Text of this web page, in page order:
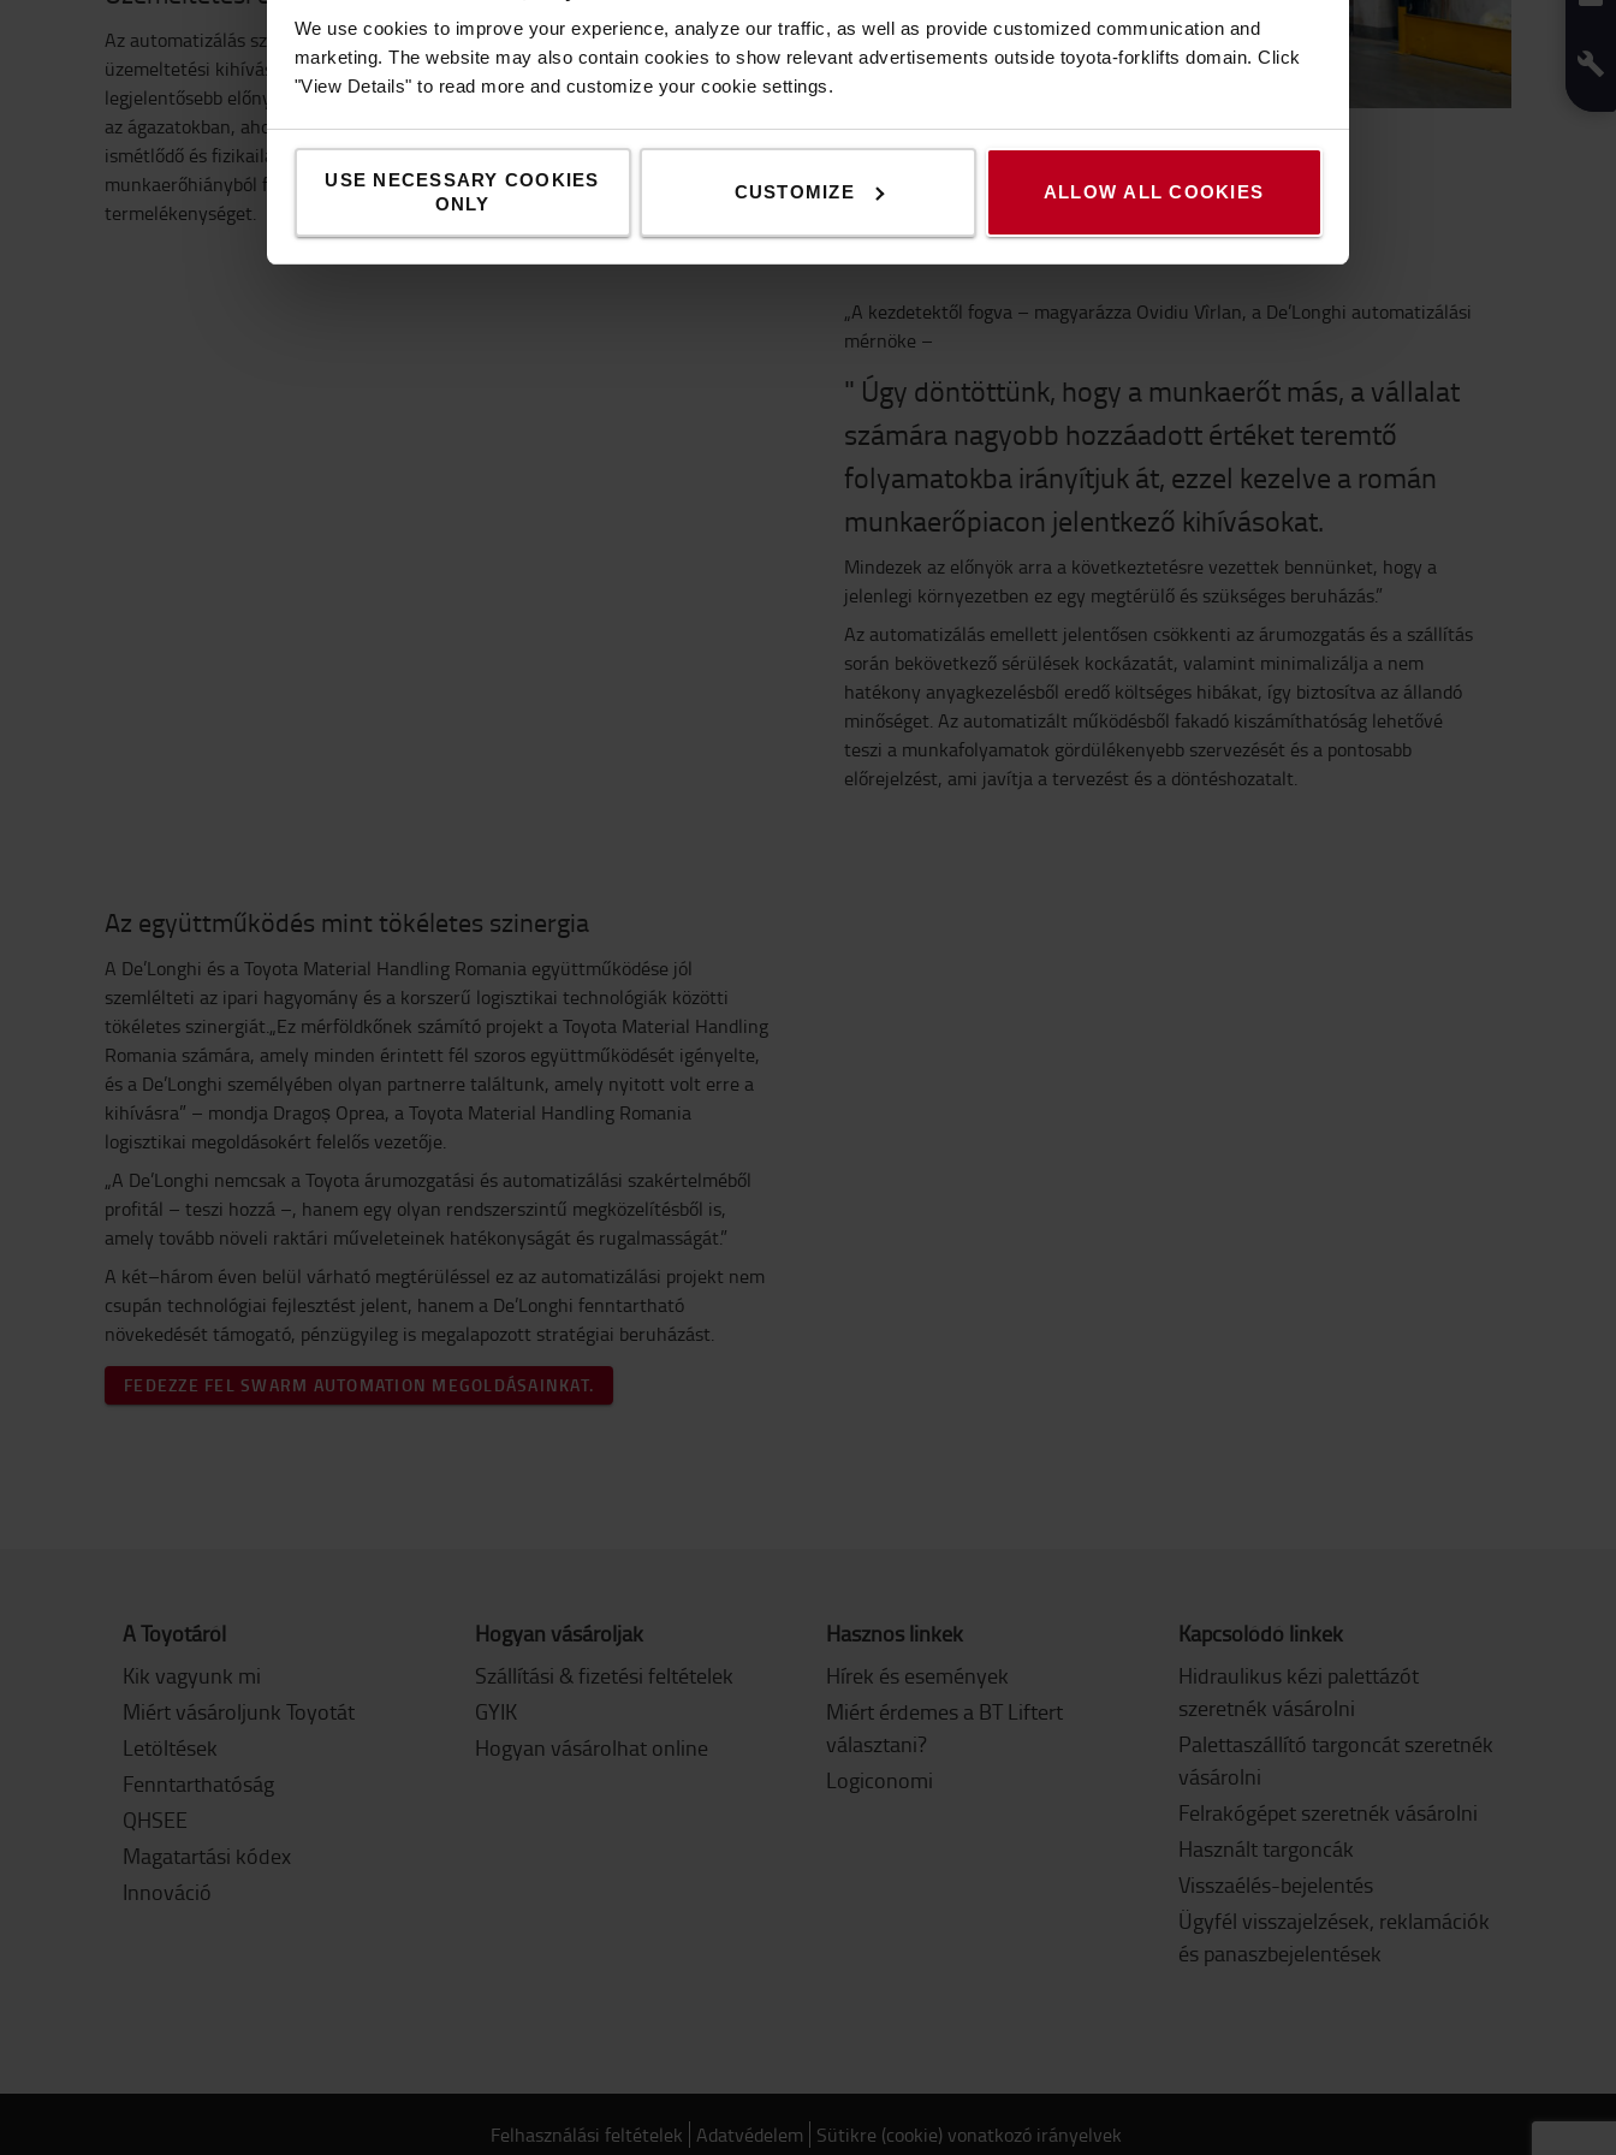
We use cookies to improve your experience, analyze our traffic, as well as provide customized communication and
marketing. The website may also contain cookies to show relevant advertisements outside toyota-forklifts domain. Click
"View Details" to read more and customize your cookie settings.
USE NECESSARY COOKIES
ONLY
CUSTOMIZE ALLOW ALL COOKIES
Az automatizálás számos előnyt kínál, amelyek egyaránt kezelik a rövid távú
üzemeltetési kihívásokat és a hosszú távú stratégiai célkitűzéseket. Az egyik
legjelentősebb előnye, hogy segít kezelni a munkaerőhiányt, különösen azokban
az ágazatokban, ahol egyre nehezebb szakképzett munkaerőt találni. Az
ismétlődő és fizikailag megterhelő feladatok automatizálásával a vállalatok a
munkaerőhiányból fakadó fennakadások nélkül tudják fenntartani a
termelékenységet.
„A kezdetektől fogva – magyarázza Ovidiu Vîrlan, a De’Longhi automatizálási
mérnöke –
" Úgy döntöttünk, hogy a munkaerőt más, a vállalat
számára nagyobb hozzáadott értéket teremtő
folyamatokba irányítjuk át, ezzel kezelve a román
munkaerőpiacon jelentkező kihívásokat.
Mindezek az előnyök arra a következtetésre vezettek bennünket, hogy a
jelenlegi környezetben ez egy megtérülő és szükséges beruházás.”
Az automatizálás emellett jelentősen csökkenti az árumozgatás és a szállítás
során bekövetkező sérülések kockázatát, valamint minimalizálja a nem
hatékony anyagkezelésből eredő költséges hibákat, így biztosítva az állandó
minőséget. Az automatizált működésből fakadó kiszámíthatóság lehetővé
teszi a munkafolyamatok gördülékenyebb szervezését és a pontosabb
előrejelzést, ami javítja a tervezést és a döntéshozatalt.
Az együttműködés mint tökéletes szinergia
A De’Longhi és a Toyota Material Handling Romania együttműködése jól
szemlélteti az ipari hagyomány és a korszerű logisztikai technológiák közötti
tökéletes szinergiát.„Ez mérföldkőnek számító projekt a Toyota Material Handling
Romania számára, amely minden érintett fél szoros együttműködését igényelte,
és a De’Longhi személyében olyan partnerre találtunk, amely nyitott volt erre a
kihívásra” – mondja Dragoș Oprea, a Toyota Material Handling Romania
logisztikai megoldásokért felelős vezetője.
„A De’Longhi nemcsak a Toyota árumozgatási és automatizálási szakértelméből
profitál – teszi hozzá –, hanem egy olyan rendszerszintű megközelítésből is,
amely tovább növeli raktári műveleteinek hatékonyságát és rugalmasságát.”
A két–három éven belül várható megtérüléssel ez az automatizálási projekt nem
csupán technológiai fejlesztést jelent, hanem a De’Longhi fenntartható
növekedését támogató, pénzügyileg is megalapozott stratégiai beruházást.
FEDEZZE FEL SWARM AUTOMATION MEGOLDÁSAINKAT.
A Toyotáról
Kik vagyunk mi
Miért vásároljunk Toyotát
Letöltések
Fenntarthatóság
QHSEE
Magatartási kódex
Innováció
Hogyan vásároljak
Szállítási & fizetési feltételek
GYIK
Hogyan vásárolhat online
Hasznos linkek
Hírek és események
Miért érdemes a BT Liftert
választani?
Logiconomi
Kapcsolódó linkek
Hidraulikus kézi palettázót
szeretnék vásárolni
Palettaszállító targoncát szeretnék
vásárolni
Felrakógépet szeretnék vásárolni
Használt targoncák
Visszaélés-bejelentés
Ügyfél visszajelzések, reklamációk
és panaszbejelentések
Felhasználási feltételek Adatvédelem Sütikre (cookie) vonatkozó irányelvek